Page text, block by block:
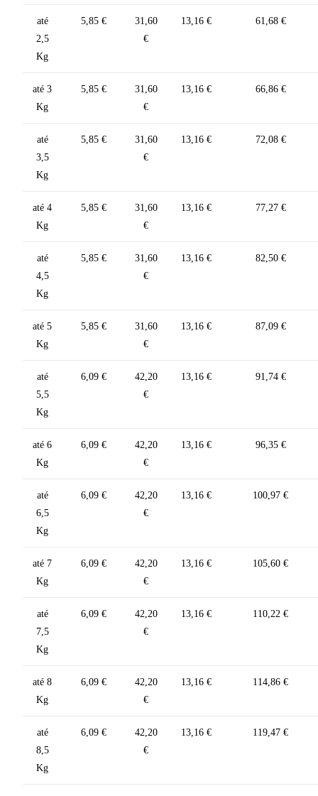
até
2,5
Kg
5,85 €
31,60
€
13,16 € 61,68 €
até 3
Kg
5,85 €
31,60
€
13,16 € 66,86 €
até
3,5
Kg
5,85 €
31,60
€
13,16 € 72,08 €
até 4
Kg
5,85 €
31,60
€
13,16 € 77,27 €
até
4,5
Kg
5,85 €
31,60
€
13,16 € 82,50 €
até 5
Kg
5,85 €
31,60
€
13,16 € 87,09 €
até
5,5
Kg
6,09 €
42,20
€
13,16 € 91,74 €
até 6
Kg
6,09 €
42,20
€
13,16 € 96,35 €
até
6,5
Kg
6,09 €
42,20
€
13,16 € 100,97 €
até 7
Kg
6,09 €
42,20
€
13,16 € 105,60 €
até
7,5
Kg
6,09 €
42,20
€
13,16 € 110,22 €
até 8
Kg
6,09 €
42,20
€
13,16 € 114,86 €
até
8,5
Kg
6,09 €
42,20
€
13,16 € 119,47 €